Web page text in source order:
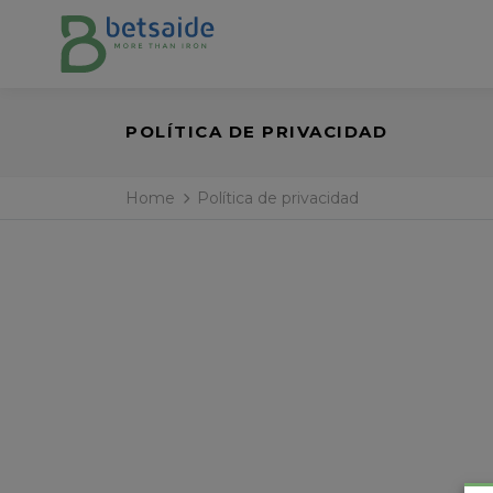
POLÍTICA DE PRIVACIDAD
Home Política de privacidad